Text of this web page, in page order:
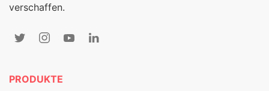
verschaffen.
PRODUKTE